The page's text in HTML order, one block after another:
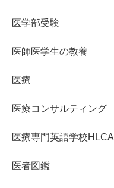
医学部受験
医師医学生の教養
医療
医療コンサルティング
医療専門英語学校HLCA
医者図鑑